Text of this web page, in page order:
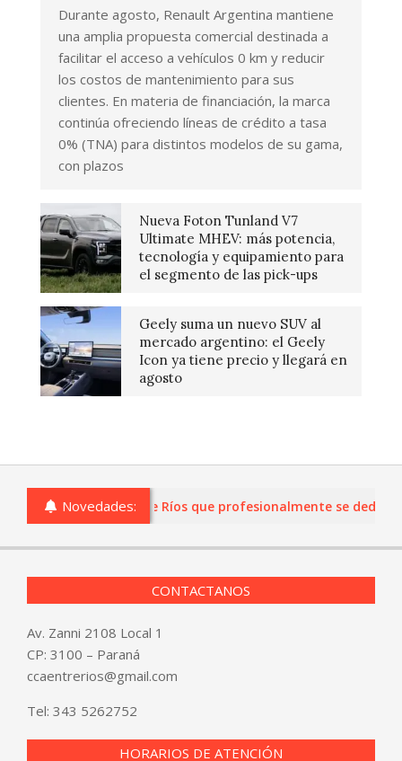
Durante agosto, Renault Argentina mantiene
una amplia propuesta comercial destinada a
facilitar el acceso a vehículos 0 km y reducir
los costos de mantenimiento para sus
clientes. En materia de financiación, la marca
continúa ofreciendo líneas de crédito a tasa
0% (TNA) para distintos modelos de su gama,
con plazos
Nueva Foton Tunland V7
Ultimate MHEV: más potencia,
tecnología y equipamiento para
el segmento de las pick-ups
Geely suma un nuevo SUV al
mercado argentino: el Geely
Icon ya tiene precio y llegará en
agosto
Novedades:
o comercios de Entre Ríos que profesionalmente se
CONTACTANOS
Av. Zanni 2108 Local 1
CP: 3100 – Paraná
ccaentrerios@gmail.com
Tel: 343 5262752
HORARIOS DE ATENCIÓN